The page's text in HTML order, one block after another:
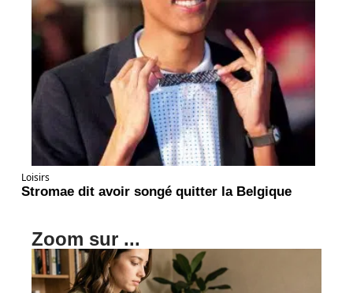
Loisirs
Stromae dit avoir songé quitter la Belgique
Zoom sur ...